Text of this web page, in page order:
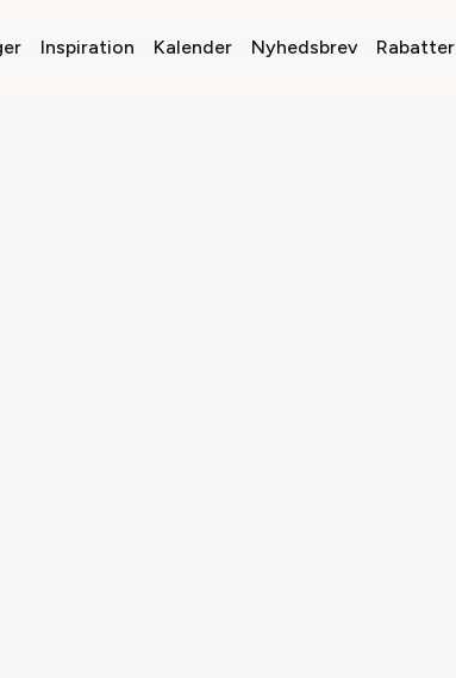
Inspiration Kalender Nyhedsbrev Rabatter